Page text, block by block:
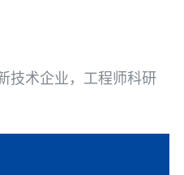
技术企业，工程师科研